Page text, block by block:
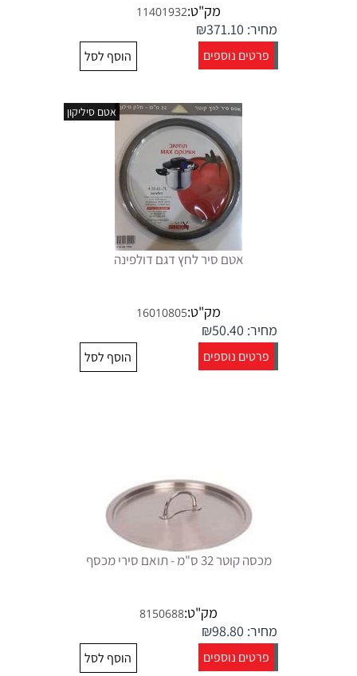
מק"ט:11401932
מחיר: ₪371.10
פרטים נוספים הוסף לסל
אטם סיליקון
אטם סיר לחץ דגם דולפינה
מק"ט:16010805
מחיר: ₪50.40
פרטים נוספים הוסף לסל
מכסה קוטר 32 ס"מ - תואם סירי מכסף
מק"ט:8150688
מחיר: ₪98.80
פרטים נוספים הוסף לסל